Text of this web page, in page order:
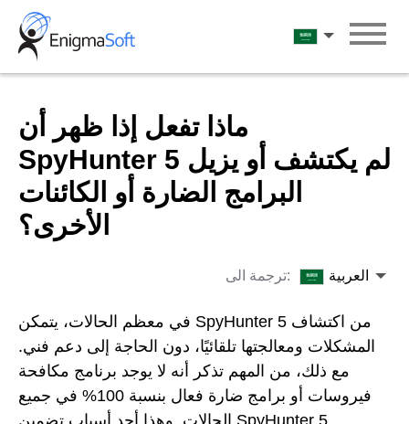
Skip
content
العربية
ماذا تفعل إذا ظهر أن
SpyHunter 5 لم يكتشف أو يزيل
البرامج الضارة أو الكائنات
الأخرى؟
ترجمة الى: العربية
في معظم الحالات، يتمكن SpyHunter 5 من اكتشاف
المشكلات ومعالجتها تلقائيًا، دون الحاجة إلى دعم فني.
مع ذلك، من المهم تذكر أنه لا يوجد برنامج مكافحة
فيروسات أو برامج ضارة فعال بنسبة 100% في جميع
الحالات. وهذا أحد أسباب تضمين SpyHunter 5